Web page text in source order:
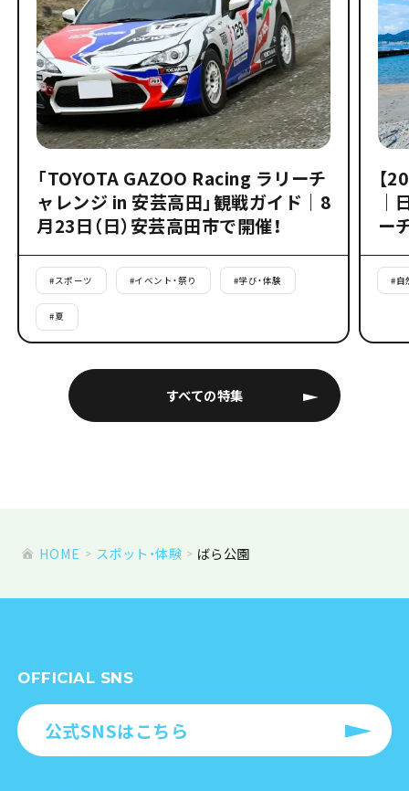
すべての特集
「TOYOTA GAZOO Racing ラリーチ
ャレンジ in 安芸高田」観戦ガイド｜8
月23日（日）安芸高田市で開催！
#スポーツ #イベント・祭り #学び・体験
#夏
【
｜
ー
#自
HOME スポット・体験 ばら公園
OFFICIAL SNS
公式SNSはこちら